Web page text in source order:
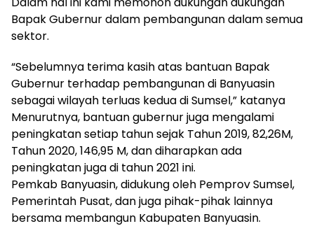
Bapak Gubernur dalam pembangunan dalam semua
sektor.
“Sebelumnya terima kasih atas bantuan Bapak
Gubernur terhadap pembangunan di Banyuasin
sebagai wilayah terluas kedua di Sumsel,” katanya
Menurutnya, bantuan gubernur juga mengalami
peningkatan setiap tahun sejak Tahun 2019, 82,26M,
Tahun 2020, 146,95 M, dan diharapkan ada
peningkatan juga di tahun 2021 ini.
Pemkab Banyuasin, didukung oleh Pemprov Sumsel,
Pemerintah Pusat, dan juga pihak-pihak lainnya
bersama membangun Kabupaten Banyuasin.